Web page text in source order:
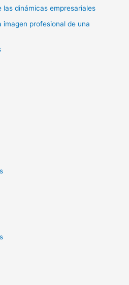
dinámicas empresariales
imagen profesional de una